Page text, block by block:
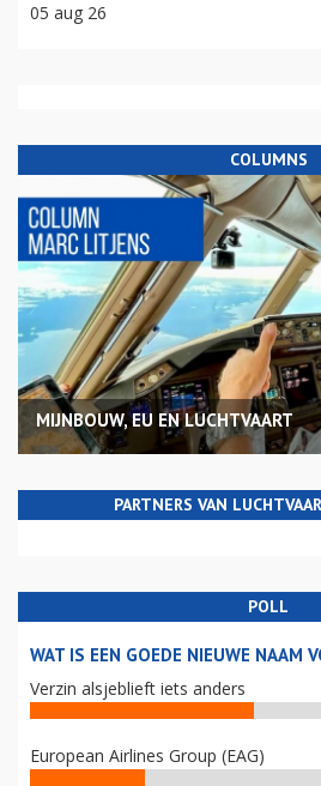
05 aug 26
COLUMNS
MIJNBOUW, EU EN LUCHTVAART
PARTNERS VAN
POLL
WAT IS EEN GOEDE NIEUWE NAAM
Verzin alsjeblieft iets anders
European Airlines Group (EAG)